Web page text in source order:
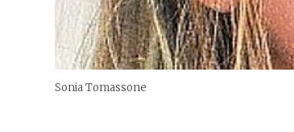
Sonia Tomassone